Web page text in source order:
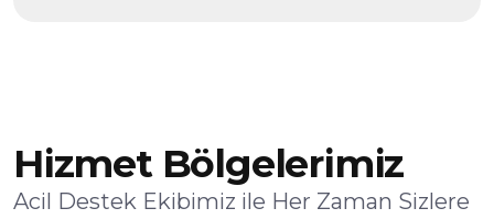
Hizmet Bölgelerimiz
Acil Destek Ekibimiz ile Her Zaman Sizlere